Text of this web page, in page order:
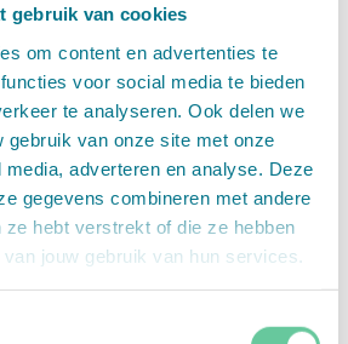
gebruik van cookies
om content en advertenties te
voor social media te bieden
te analyseren. Ook delen we
gebruik van onze site met onze
adverteren en analyse. Deze
gegevens combineren met andere
ze hebt verstrekt of die ze hebben
jouw gebruik van hun services.
en andere rechten voor met
informatie op deze website.
of van andere uitgaven of
Card Company B.V. mag
andere websites en/of
zonder schriftelijke
Card Company B.V.